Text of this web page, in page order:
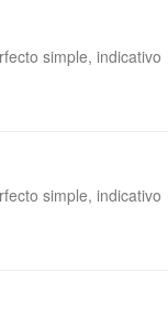
simple, indicativo
simple, indicativo